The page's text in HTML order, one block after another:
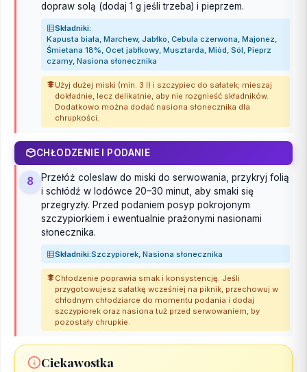
dopraw solą (dodaj 1 g jeśli trzeba) i pieprzem.
Składniki:
Kapusta biała, Marchew, Jabłko, Cebula czerwona, Majonez,
Śmietana 18%, Ocet jabłkowy, Musztarda, Miód, Sól, Pieprz
czarny, Nasiona słonecznika
Użyj dużej miski (min. 3 l) i szczypiec do sałatek; mieszaj
dokładnie, lecz delikatnie, aby nie rozgnieść składników.
Dodatkowo można dodać nasiona słonecznika dla
chrupkości.
CHŁODZENIE I PODANIE
8
Przełóż coleslaw do miski do serwowania, przykryj folią
i schłódź w lodówce 20–30 minut, aby smaki się
przegryzły. Przed podaniem posyp pokrojonym
szczypiorkiem i ewentualnie prażonymi nasionami
słonecznika.
Składniki:Szczypiorek, Nasiona słonecznika
Chłodzenie poprawia smak i konsystencję. Jeśli
przygotowujesz sałatkę wcześniej na piknik, przechowuj w
chłodnym chłodziarce do momentu podania i dodaj
szczypiorek oraz nasiona tuż przed serwowaniem, by
pozostały chrupkie.
Ciekawostka